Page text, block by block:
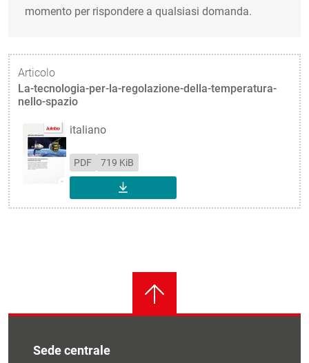
momento per rispondere a qualsiasi domanda.
Articolo
La-tecnologia-per-la-regolazione-della-temperatura-
nello-spazio
italiano
PDF 719 KiB
SCARICA
Sede centrale